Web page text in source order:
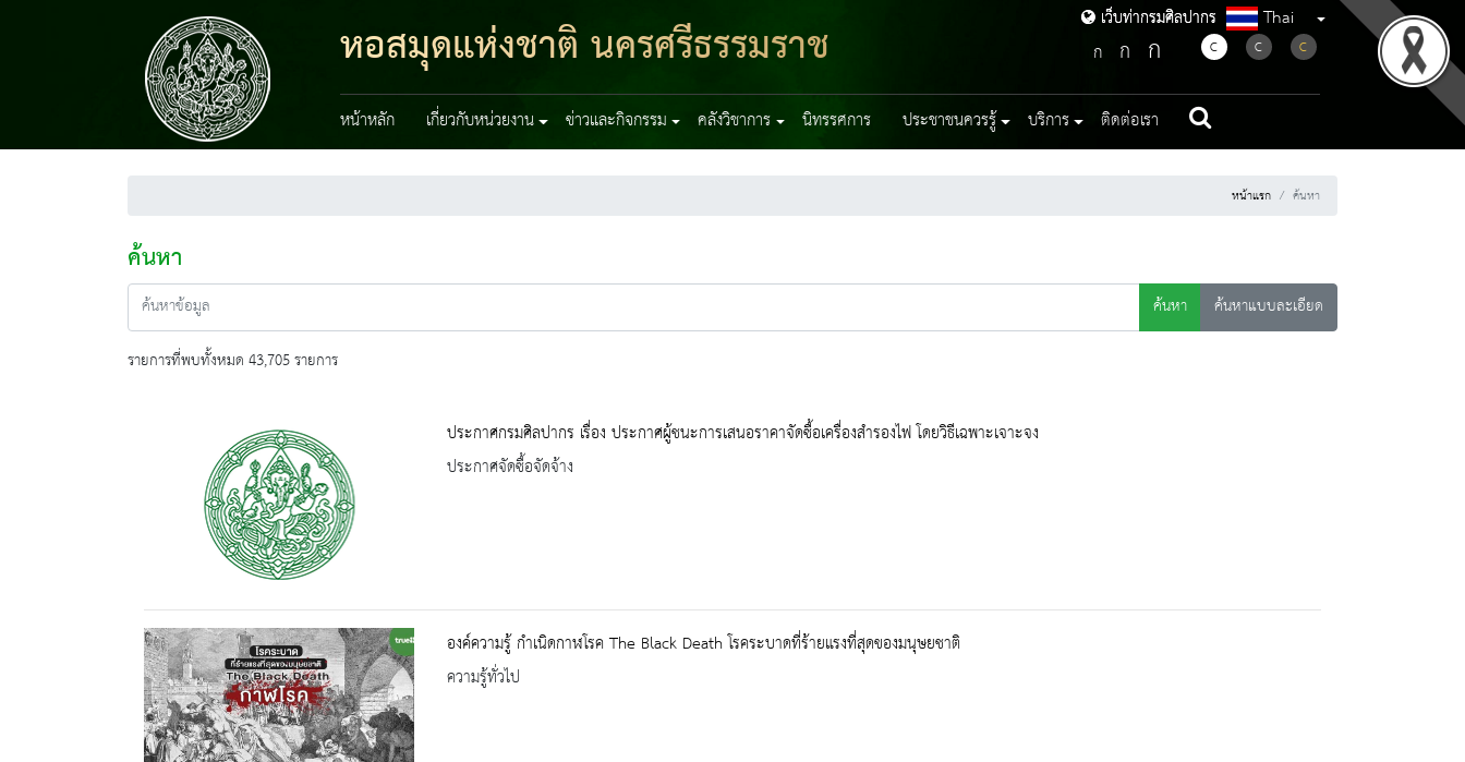
เว็บท่ากรมศิลปากร
หอสมุดแห่งชาติ นครศรีธรรมราช เว็บท่ากรมศิลปากร Thai
ก ก ก C C C
หน้าหลัก เกี่ยวกับหน่วยงาน ข่าวและกิจกรรม คลังวิชาการ นิทรรศการ ประชาชนควรรู้ บริการ ติดต่อเรา
หน้าแรก ค้นหา
ค้นหา
ค้นหา
ค้นหาแบบละเอียด
รายการที่พบทั้งหมด 43,705 รายการ
ประกาศกรมศิลปากร เรื่อง ประกาศผู้ชนะการเสนอราคาจัดซื้อเครื่องสำรองไฟ โดยวิธีเฉพาะเจาะจง
ประกาศจัดซื้อจัดจ้าง
องค์ความรู้ กำเนิดกาฬโรค The Black Death โรคระบาดที่ร้ายแรงที่สุดของมนุษยชาติ
ความรู้ทั่วไป